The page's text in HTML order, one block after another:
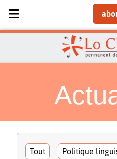
Tout Politique